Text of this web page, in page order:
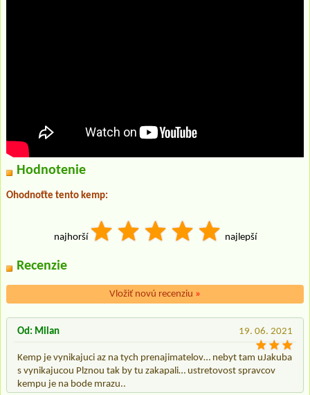
Hodnotenie
Ohodnoťte tento kemp:
najhorší najlepší
Recenzie
Vložiť novú recenziu »
19. 06. 2021
Od: Milan
Kemp je vynikajuci az na tych prenajimatelov… nebyt tam uJakuba
s vynikajucou Plznou tak by tu zakapali… ustretovost spravcov
kempu je na bode mrazu..